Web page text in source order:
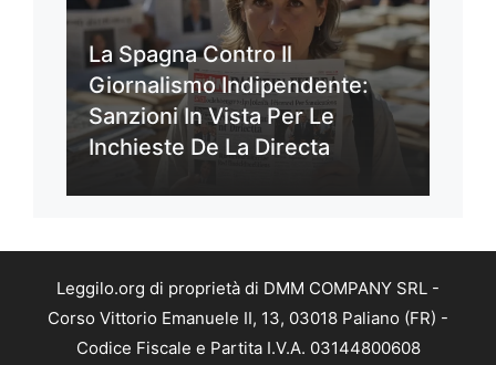
La Spagna Contro Il
Giornalismo Indipendente:
Sanzioni In Vista Per Le
Inchieste De La Directa
Leggilo.org di proprietà di DMM COMPANY SRL -
Corso Vittorio Emanuele II, 13, 03018 Paliano (FR) -
Codice Fiscale e Partita I.V.A. 03144800608